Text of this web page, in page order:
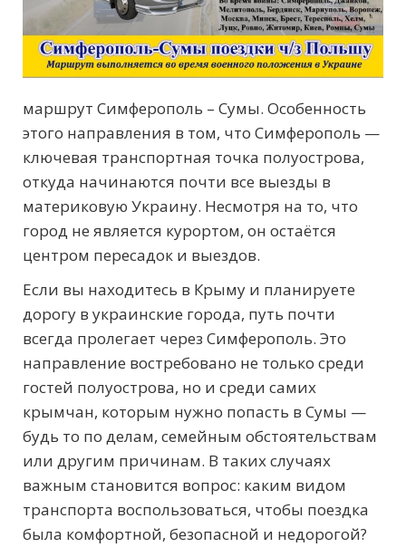
маршрут Симферополь – Сумы. Особенность
этого направления в том, что Симферополь —
ключевая транспортная точка полуострова,
откуда начинаются почти все выезды в
материковую Украину. Несмотря на то, что
город не является курортом, он остаётся
центром пересадок и выездов.
Если вы находитесь в Крыму и планируете
дорогу в украинские города, путь почти
всегда пролегает через Симферополь. Это
направление востребовано не только среди
гостей полуострова, но и среди самих
крымчан, которым нужно попасть в Сумы —
будь то по делам, семейным обстоятельствам
или другим причинам. В таких случаях
важным становится вопрос: каким видом
транспорта воспользоваться, чтобы поездка
была комфортной, безопасной и недорогой?